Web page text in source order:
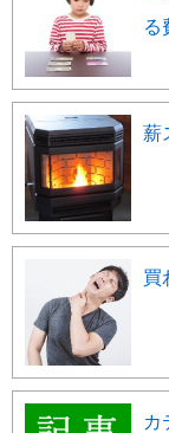
る
薪
買
カ